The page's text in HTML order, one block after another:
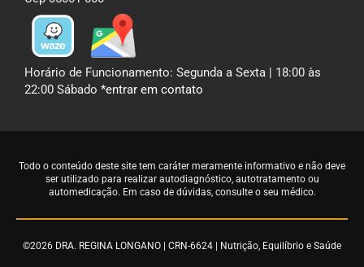
Horário de Funcionamento: Segunda a Sexta | 18:00 às
22:00 Sábado *entrar em contato
Todo o conteúdo deste site tem caráter meramente informativo e não deve
ser utilizado para realizar autodiagnóstico, autotratamento ou
automedicação. Em caso de dúvidas, consulte o seu médico.
©2026 DRA. REGINA LONGANO | CRN-6624 | Nutrição, Equilíbrio e Saúde